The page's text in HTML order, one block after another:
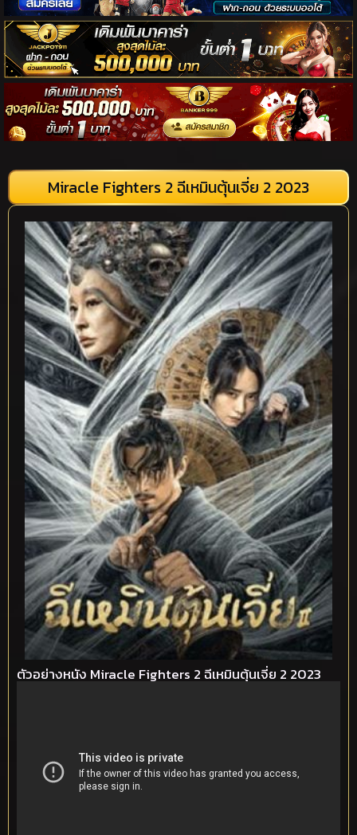
Miracle Fighters 2 ฉีเหมินตุ้นเจี่ย 2 2023
ตัวอย่างหนัง Miracle Fighters 2 ฉีเหมินตุ้นเจี่ย 2 2023